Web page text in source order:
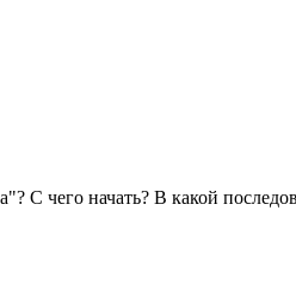
чего начать? В какой